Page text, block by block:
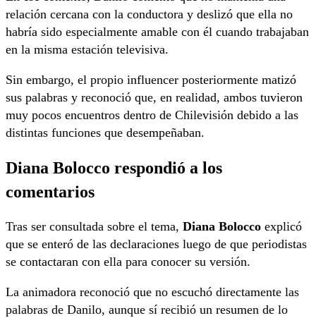
relación cercana con la conductora y deslizó que ella no
habría sido especialmente amable con él cuando trabajaban
en la misma estación televisiva.
Sin embargo, el propio influencer posteriormente matizó
sus palabras y reconoció que, en realidad, ambos tuvieron
muy pocos encuentros dentro de Chilevisión debido a las
distintas funciones que desempeñaban.
Diana Bolocco respondió a los
comentarios
Tras ser consultada sobre el tema, Diana Bolocco explicó
que se enteró de las declaraciones luego de que periodistas
se contactaran con ella para conocer su versión.
La animadora reconoció que no escuchó directamente las
palabras de Danilo, aunque sí recibió un resumen de lo